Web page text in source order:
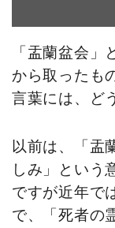
「盂蘭盆会」
から取ったも
言葉には、ど
以前は、「盂
しみ」という
ですが近年で
で、「死者の